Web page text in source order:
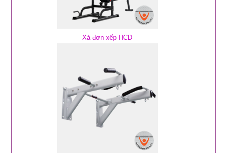
Xà đơn xếp HCD